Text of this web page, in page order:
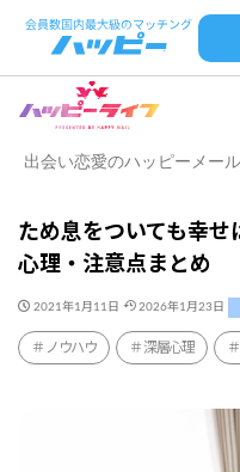
出会い恋愛のハッピーメール
ため息をついても幸せ
心理・注意点まとめ
2021年1月11日 2026年1月23日
ノウハウ 深層心理